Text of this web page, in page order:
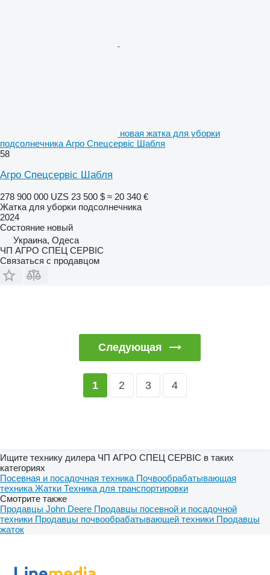
новая жатка для уборки
подсолнечника Агро Спецсервіс Шабля
58
Агро Спецсервіс Шабля
278 900 000 UZS 23 500 $ ≈ 20 340 €
Жатка для уборки подсолнечника
2024
Состояние новый
Украина, Одеса
ЧП АГРО СПЕЦ СЕРВІС
Связаться с продавцом
Следующая
1 2 3 4
Ищите технику дилера ЧП АГРО СПЕЦ СЕРВІС в таких
категориях
Посевная и посадочная техника Почвообрабатывающая
техника Жатки Техника для транспортировки
Смотрите также
Продавцы John Deere Продавцы посевной и посадочной
техники Продавцы почвообрабатывающей техники Продавцы
жаток